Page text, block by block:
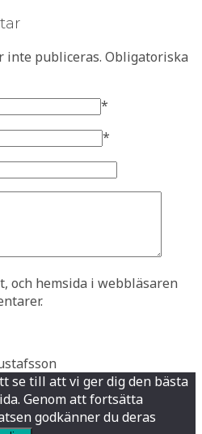
inte publiceras. Obligatoriska
*
*
och hemsida i webbläsaren
se till att vi ger dig den bästa
Genom att fortsätta
godkänner du deras